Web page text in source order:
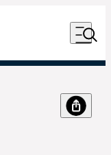
Åben
Udfør søgning